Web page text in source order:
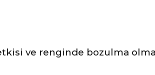
ve renginde bozulma